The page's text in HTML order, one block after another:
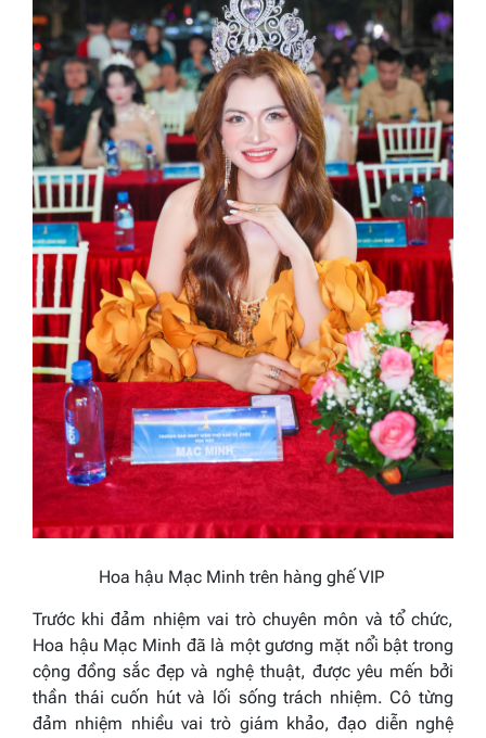
Hoa hậu Mạc Minh trên hàng ghế VIP
Trước khi đảm nhiệm vai trò chuyên môn và tổ chức,
Hoa hậu Mạc Minh đã là một gương mặt nổi bật trong
cộng đồng sắc đẹp và nghệ thuật, được yêu mến bởi
thần thái cuốn hút và lối sống trách nhiệm. Cô từng
đảm nhiệm nhiều vai trò giám khảo, đạo diễn nghệ